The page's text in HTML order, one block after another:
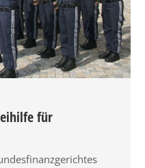
für